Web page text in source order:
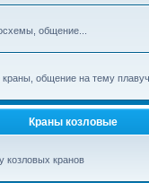
общение...
краны, общение на тему
Краны козловые
козловых кранов